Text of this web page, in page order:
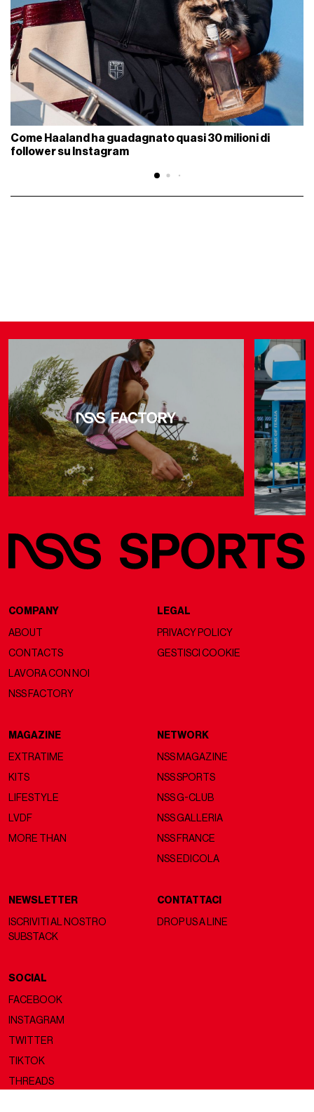
Come Haaland ha guadagnato quasi 30 milioni di
follower su Instagram
COMPANY
ABOUT
CONTACTS
LAVORA CON NOI
NSS FACTORY
LEGAL
PRIVACY POLICY
GESTISCI COOKIE
MAGAZINE
EXTRATIME
KITS
LIFESTYLE
LVDF
MORE THAN
NETWORK
NSS MAGAZINE
NSS SPORTS
NSS G-CLUB
NSS GALLERIA
NSS FRANCE
NSS EDICOLA
NEWSLETTER
ISCRIVITI AL NOSTRO
SUBSTACK
CONTATTACI
DROP US A LINE
SOCIAL
FACEBOOK
INSTAGRAM
TWITTER
TIKTOK
THREADS